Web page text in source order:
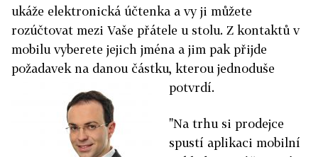
ukáže elektronická účtenka a vy ji můžete
rozúčtovat mezi Vaše přátele u stolu. Z kontaktů v
mobilu vyberete jejich jména a jim pak přijde
požadavek na danou částku, kterou jednoduše
potvrdí.
"Na trhu si prodejce
spustí aplikaci mobilní